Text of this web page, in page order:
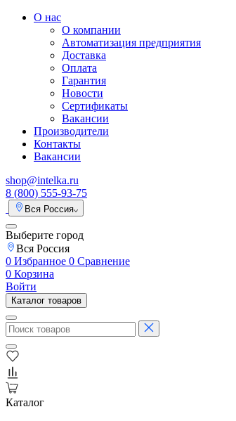
О нас
О компании
Автоматизация предприятия
Доставка
Оплата
Гарантия
Новости
Сертификаты
Вакансии
Производители
Контакты
Вакансии
shop@intelka.ru
8 (800) 555-93-75
Вся Россия
Выберите город
Вся Россия
0 Избранное 0 Сравнение
0 Корзина
Войти
Каталог товаров
Каталог